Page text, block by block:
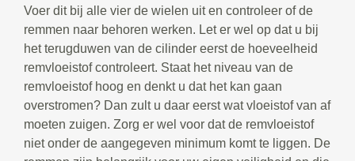
Voer dit bij alle vier de wielen uit en controleer of de
remmen naar behoren werken. Let er wel op dat u bij
het terugduwen van de cilinder eerst de hoeveelheid
remvloeistof controleert. Staat het niveau van de
remvloeistof hoog en denkt u dat het kan gaan
overstromen? Dan zult u daar eerst wat vloeistof van af
moeten zuigen. Zorg er wel voor dat de remvloeistof
niet onder de aangegeven minimum komt te liggen. De